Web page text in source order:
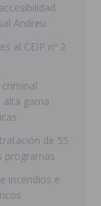
Andreu
al CEIP nº 2
alta gama
de 55
programas
incendios e